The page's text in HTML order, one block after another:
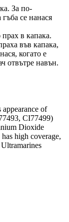
За по-
се нанася
в капака.
във капака,
когато е
отвътре навън.
of
CI77499)
Dioxide
high coverage,